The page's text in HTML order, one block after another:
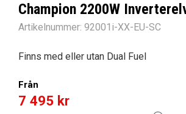
Champion 2200W
Artikelnummer: 92001i-XX-EU-SC
Finns med eller utan Dual Fuel
Från
7 495 kr